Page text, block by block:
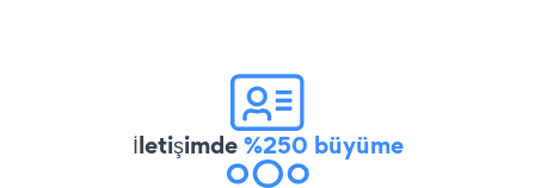
İletişimde%250 büyüme